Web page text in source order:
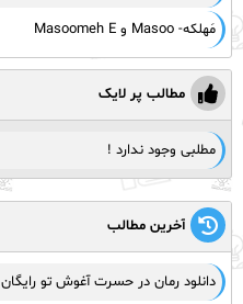
مَهلکه- Masoo و Masoomeh E
مطالب پر لایک
مطلبی وجود ندارد !
آخرین مطالب
دانلود رمان در حسرت آغوش تو رایگان